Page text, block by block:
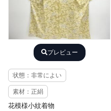
プレビュー
状態：非常によい
素材：正絹
花模様小紋着物